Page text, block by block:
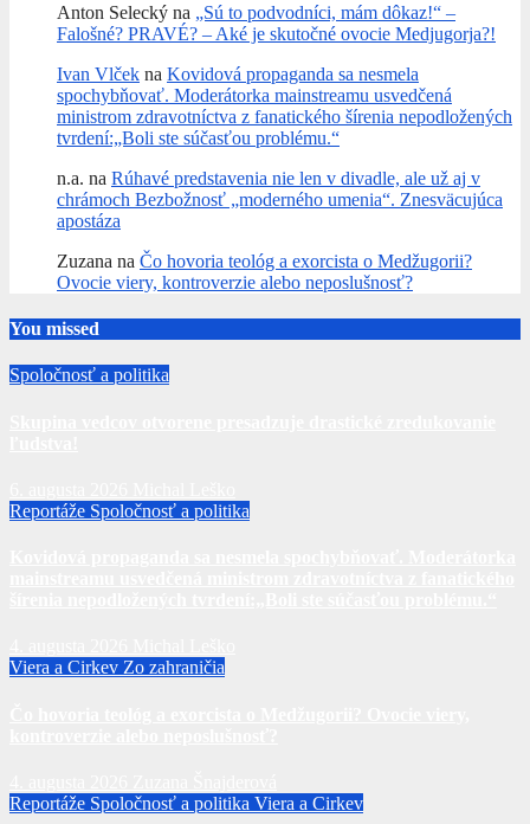
Anton Selecký na „Sú to podvodníci, mám dôkaz!“ –
Falošné? PRAVÉ? – Aké je skutočné ovocie Medjugorja?!
Ivan Vlček na Kovidová propaganda sa nesmela
spochybňovať. Moderátorka mainstreamu usvedčená
ministrom zdravotníctva z fanatického šírenia nepodložených
tvrdení:„Boli ste súčasťou problému.“
n.a. na Rúhavé predstavenia nie len v divadle, ale už aj v
chrámoch Bezbožnosť „moderného umenia“. Znesväcujúca
apostáza
Zuzana na Čo hovoria teológ a exorcista o Medžugorii?
Ovocie viery, kontroverzie alebo neposlušnosť?
You missed
Spoločnosť a politika
Reportáže Spoločnosť a politika
Viera a Cirkev Zo zahraničia
Reportáže Spoločnosť a politika Viera a Cirkev